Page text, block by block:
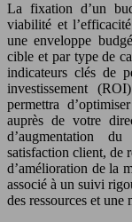
La fixation d’un
viabilité et
une enveloppe
cible et par type de
indicateurs clés de
investissement
permettra
auprès de votre
d’augmentation
satisfaction client, de
d’amélioration de la
associé à un suivi
des ressources et une